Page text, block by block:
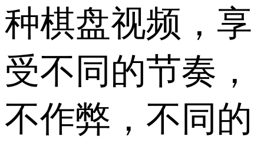
种棋盘视频，享
受不同的节奏，
不作弊，不同的